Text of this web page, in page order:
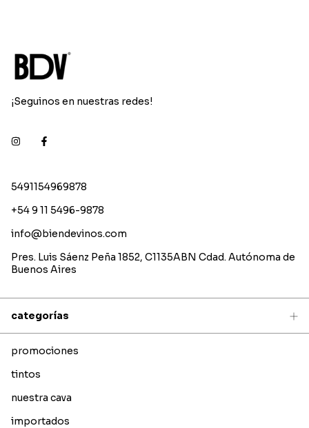
¡Seguinos en nuestras redes!
5491154969878
+54 9 11 5496-9878
info@biendevinos.com
Pres. Luis Sáenz Peña 1852, C1135ABN Cdad. Autónoma de
Buenos Aires
categorías
promociones
tintos
nuestra cava
importados